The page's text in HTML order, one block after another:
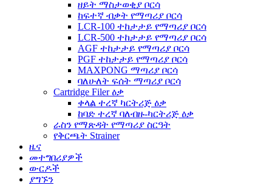
ዘይት ማስታወቂያ ቦርሳ
ከፍተኛ ብቃት የማጣሪያ ቦርሳ
LCR-100 ተከታታይ የማጣሪያ ቦርሳ
LCR-500 ተከታታይ የማጣሪያ ቦርሳ
AGF ተከታታይ የማጣሪያ ቦርሳ
PGF ተከታታይ የማጣሪያ ቦርሳ
MAXPONG ማጣሪያ ቦርሳ
ባለሁለት ፍሰት ማጣሪያ ቦርሳ
Cartridge Filer ዕቃ
ቀላል ተረኛ ካርትሪጅ ዕቃ
ከባድ ተረኛ ባለብዙ-ካርትሪጅ ዕቃ
ራስን የማጽዳት የማጣሪያ ስርዓት
የቅርጫት Strainer
ዜና
መተግበሪያዎች
ውርዶች
ያግኙን